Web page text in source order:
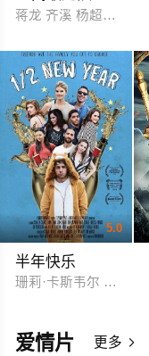
蒋龙 齐溪 杨超越 王
5.0
半年快乐
珊莉·卡斯韦尔 罗姆·
爱情片 更多 